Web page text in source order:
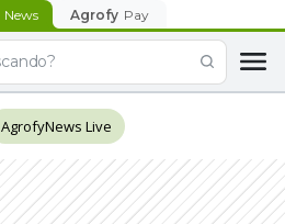
News Agrofy Pay
AgrofyNews Live